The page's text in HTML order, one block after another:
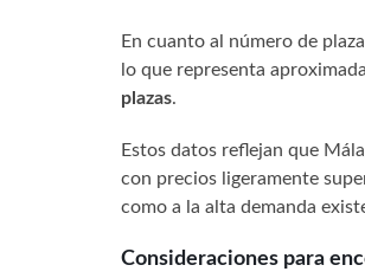
En cuanto al número de
lo que representa
plazas.
Estos datos reflejan que
con precios ligeramente
como a la alta demanda
Consideraciones para